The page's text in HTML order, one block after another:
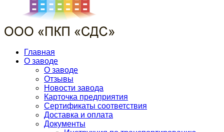
Главная
О заводе
О заводе
Отзывы
Новости завода
Карточка предприятия
Сертификаты соответствия
Доставка и оплата
Документы